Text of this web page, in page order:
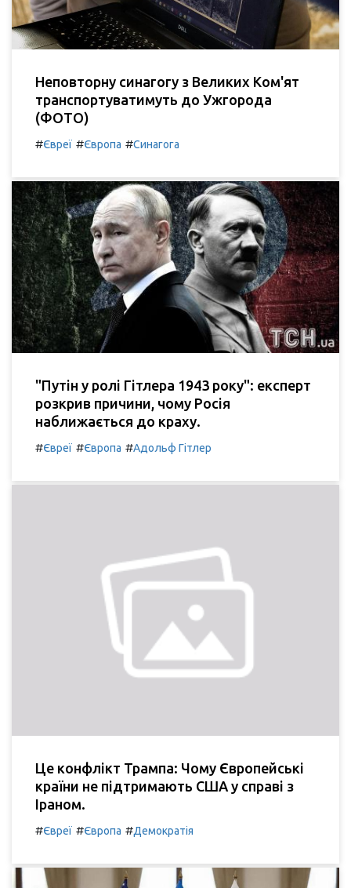
Неповторну синагогу з Великих Ком'ят
транспортуватимуть до Ужгорода
(ФОТО)
#Євреї #Європа #Синагога
"Путін у ролі Гітлера 1943 року": експерт
розкрив причини, чому Росія
наближається до краху.
#Євреї #Європа #Адольф Гітлер
Це конфлікт Трампа: Чому Європейські
країни не підтримають США у справі з
Іраном.
#Євреї #Європа #Демократія